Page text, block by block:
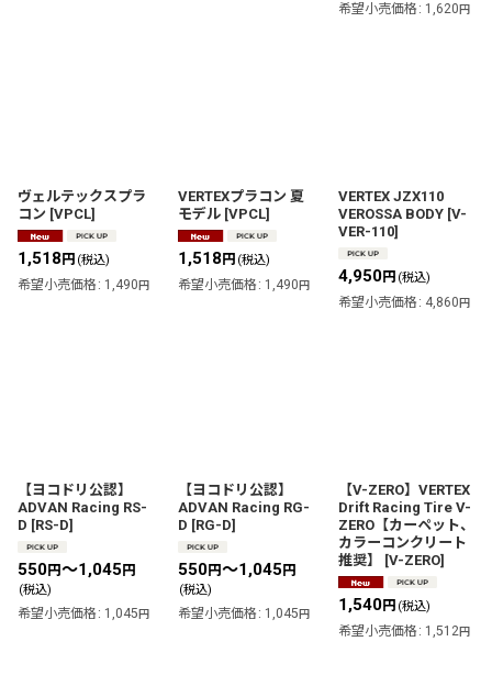
希望小売価格 : 1,620円
ヴェルテックスプラ
コン [VPCL]
1,518 円 (税込)
希望小売価格 : 1,490円
VERTEXプラコン 夏
モデル [VPCL]
1,518 円 (税込)
希望小売価格 : 1,490円
VERTEX JZX110
VEROSSA BODY [V-
VER-110]
4,950円 (税込)
希望小売価格 : 4,860円
【ヨコドリ公認】
ADVAN Racing RS-
D [RS-D]
550円～1,045 円
(税込)
希望小売価格 : 1,045円
【ヨコドリ公認】
ADVAN Racing RG-
D [RG-D]
550円～1,045 円
(税込)
希望小売価格 : 1,045円
【V-ZERO】VERTEX
Drift Racing Tire V-
ZERO【カーペット、
カラーコンクリート
推奨】
[V-ZERO]
1,540円 (税込)
希望小売価格 : 1,512円